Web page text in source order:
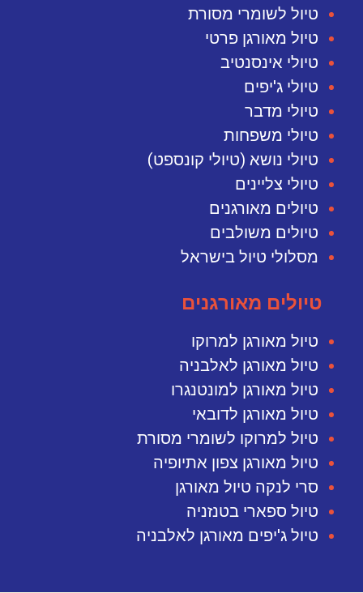
טיול לשומרי מסורת
טיול מאורגן פרטי
טיולי אינסנטיב
טיולי ג'יפים
טיולי מדבר
טיולי משפחות
טיולי נושא (טיולי קונספט)
טיולי צליינים
טיולים מאורגנים
טיולים משולבים
מסלולי טיול בישראל
טיולים מאורגנים
טיול מאורגן למרוקו
טיול מאורגן לאלבניה
טיול מאורגן למונטנגרו
טיול מאורגן לדובאי
טיול למרוקו לשומרי מסורת
טיול מאורגן צפון אתיופיה
סרי לנקה טיול מאורגן
טיול ספארי בטנזניה
טיול ג'יפים מאורגן לאלבניה